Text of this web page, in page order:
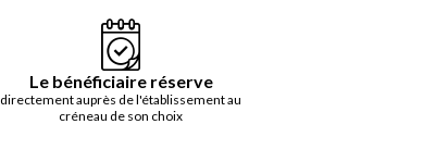
Le bénéficiaire réserve
directement auprès de l'établissement au
créneau de son choix